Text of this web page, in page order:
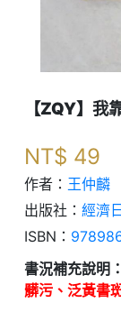
【ZQY】我
NT$ 49
作者： 王仲麟
出版社： 經濟
ISBN：
書況補充說明：
髒污、泛黃書